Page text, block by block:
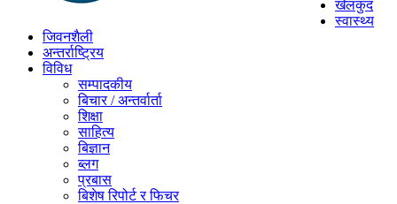
खेलकुद
स्वास्थ्य
जिवनशैली
अन्तर्राष्ट्रिय
विविध
सम्पादकीय
बिचार / अन्तर्वार्ता
शिक्षा
साहित्य
बिज्ञान
ब्लग
प्रबास
बिशेष रिपोर्ट र फिचर